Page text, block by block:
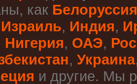
как Белоруссия
Израиль, Индия,
Нигерия, ОАЭ,
,Украина
и другие. Мы